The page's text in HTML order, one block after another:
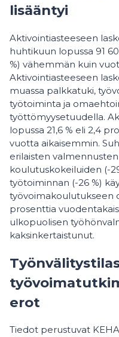
lisääntyi
Aktivointiasteeseen
huhtikuun lopussa 91
%) vähemmän kuin
Aktivointiasteeseen
muassa palkkatuki,
työtoiminta ja
työttömyysetuudella.
lopussa 21,6 % eli 2,4
vuotta aikaisemmin.
erilaisten valmennusten
koulutuskokeiluiden (-
työtoiminnan (-26 %)
työvoimakoulutukseen
prosenttia
ulkopuolisen
kaksinkertaistunut.
erot
Tiedot perustuvat